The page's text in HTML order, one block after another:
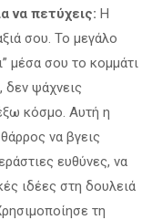
να πετύχεις: Η
σου. Το μεγάλο
μέσα σου το κομμάτι
δεν ψάχνεις
κόσμο. Αυτή η
να βγεις
ευθύνες, να
ιδέες στη δουλειά
τη